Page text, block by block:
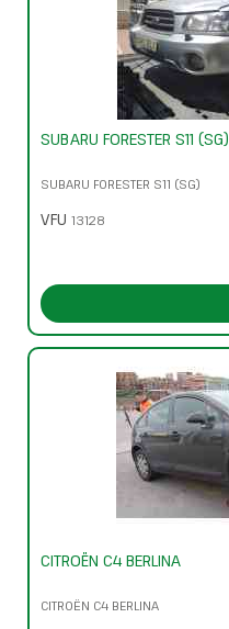
SUBARU FORESTER S11 (SG)
SUBARU FORESTER S11 (SG)
VFU 13128
CITROËN C4 BERLINA
CITROËN C4 BERLINA